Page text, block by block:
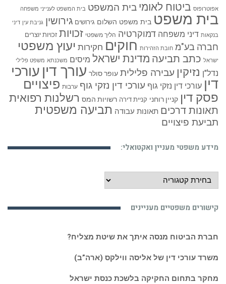
אפוטרופוס ביטוח לאומי בית המשפט בית המשפט לענייני משפחה
בית משפט בית משפט השלום גירושים גירושין גניבת עין דיני
בנקאות דיני משפחה דמוקרטיה הליך משפטי זכויות זכויות יוצרים
חברה בע"מ חובת הזהירות חוקים חקירות יעוץ משפטי
ישראל כתב תביעה מדינת ישראל מיסים משכנתא משפט פלילי
נדל"ן נזיקין עבירה פלילית עופר סולר עורך דין עורכי
דין עורכי דין נזקי גוף עורכי דין נזקי גוף ערבות פיצויים
פסק דין קניין רוחני קניית דירה רשויות המס רשלנות רפואית
תאונות דרכים תאונות עבודה תביעה משפטית
תביעת פיצויים
מידע משפטי מעניין ואקטואלי:
מידע
משפטי
ואקטואלי:
קישורים משפטיים מעניינים
חברת הביטוח מנסה איתך את שיטת מצליח?
משרד עורכי דין של אליסה ווילקס (ארה”ב)
מחקר בתחום החקיקה בלשכת כנסת ישראל